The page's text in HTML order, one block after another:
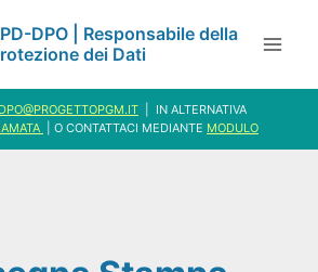
DPO | Responsabile della
dei Dati
DPO@PROGETTOPGM.IT | IN ALTERNATIVA
| O CONTATTACI MEDIANTE MODULO